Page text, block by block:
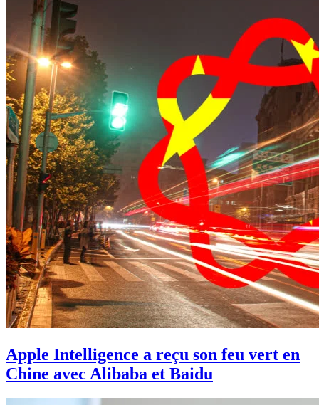
Apple Intelligence a reçu son feu vert en
Chine avec Alibaba et Baidu